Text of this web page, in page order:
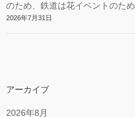
のため、鉄道は花イベントのため
2026年7月31日
アーカイブ
2026年8月